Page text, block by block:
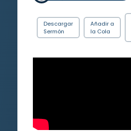
Descargar
Sermón
Añadir a
la Cola